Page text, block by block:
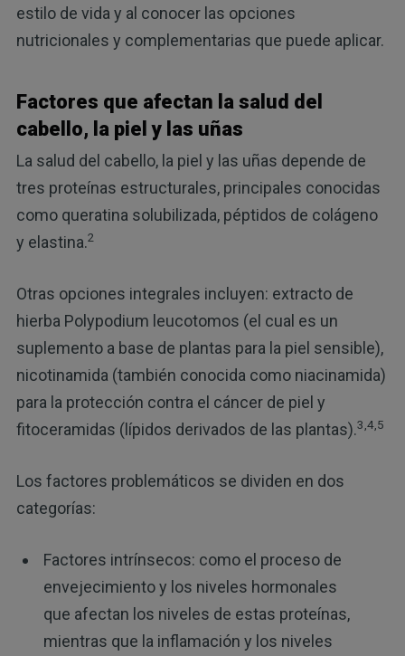
estilo de vida y al conocer las opciones
nutricionales y complementarias que puede aplicar.
Factores que afectan la salud del
cabello, la piel y las uñas
La salud del cabello, la piel y las uñas depende de
tres proteínas estructurales, principales conocidas
como queratina solubilizada, péptidos de colágeno
y elastina.2
Otras opciones integrales incluyen: extracto de
hierba Polypodium leucotomos (el cual es un
suplemento a base de plantas para la piel sensible),
nicotinamida (también conocida como niacinamida)
para la protección contra el cáncer de piel y
fitoceramidas (lípidos derivados de las plantas).3,4,5
Los factores problemáticos se dividen en dos
categorías:
Factores intrínsecos: como el proceso de
envejecimiento y los niveles hormonales
que afectan los niveles de estas proteínas,
mientras que la inflamación y los niveles